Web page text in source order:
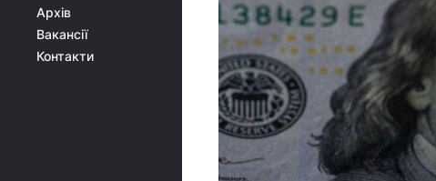
Архів
Вакансії
Контакти